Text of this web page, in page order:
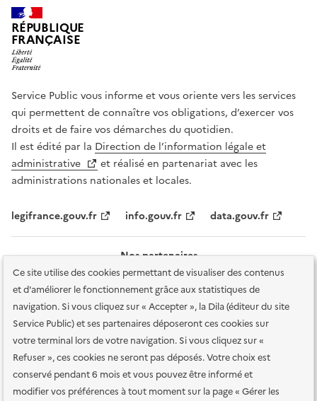
Ce site utilise des cookies permettant de visualiser des contenus
et d'améliorer le fonctionnement grâce aux statistiques de
navigation. Si vous cliquez sur « Accepter », la Dila (éditeur du site
Service Public) et ses partenaires déposeront ces cookies sur
votre terminal lors de votre navigation. Si vous cliquez sur «
Refuser », ces cookies ne seront pas déposés. Votre choix est
conservé pendant 6 mois et vous pouvez être informé et
modifier vos préférences à tout moment sur la page « Gérer les
RÉPUBLIQUE
FRANÇAISE
Service Public vous informe et vous oriente vers les services
qui permettent de connaître vos obligations, d’exercer vos
droits et de faire vos démarches du quotidien.
Il est édité par la Direction de l’information légale et
administrative
et réalisé en partenariat avec les
administrations nationales et locales.
legifrance.gouv.fr info.gouv.fr data.gouv.fr
Nos partenaires
Plan du site Accessibilité : totalement conforme
Accessibilité des
services en ligne Mentions légales Données personnelles et sécurité
Conditions générales d'utilisation Gestion des cookies